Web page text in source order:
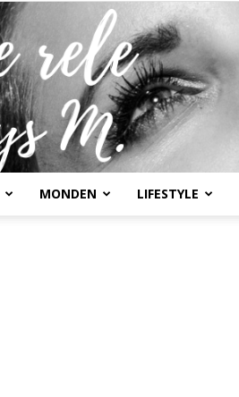
MONDEN LIFESTYLE